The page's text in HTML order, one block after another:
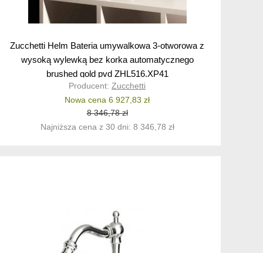
Zucchetti Helm Bateria umywalkowa 3-otworowa z
wysoką wylewką bez korka automatycznego
brushed gold pvd ZHL516.XP41
Producent:Zucchetti
Nowa cena 6 927,83 zł
8 346,78 zł
Najniższa cena z 30 dni: 8 346,78 zł